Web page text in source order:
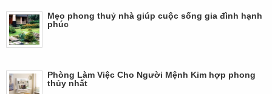
Mẹo phong thuỷ nhà giúp cuộc sống gia đình hạnh
phúc
Phòng Làm Việc Cho Người Mệnh Kim hợp phong
thủy nhất